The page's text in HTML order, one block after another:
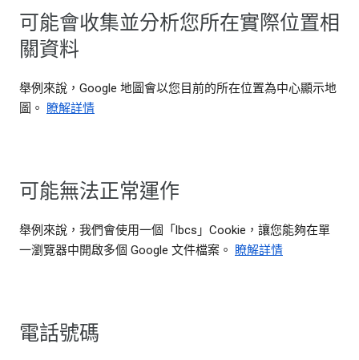
可能會收集並分析您所在實際位置相
關資料
舉例來說，Google 地圖會以您目前的所在位置為中心顯示地
圖。
瞭解詳情
可能無法正常運作
舉例來說，我們會使用一個「lbcs」Cookie，讓您能夠在單
一瀏覽器中開啟多個 Google 文件檔案。
瞭解詳情
電話號碼